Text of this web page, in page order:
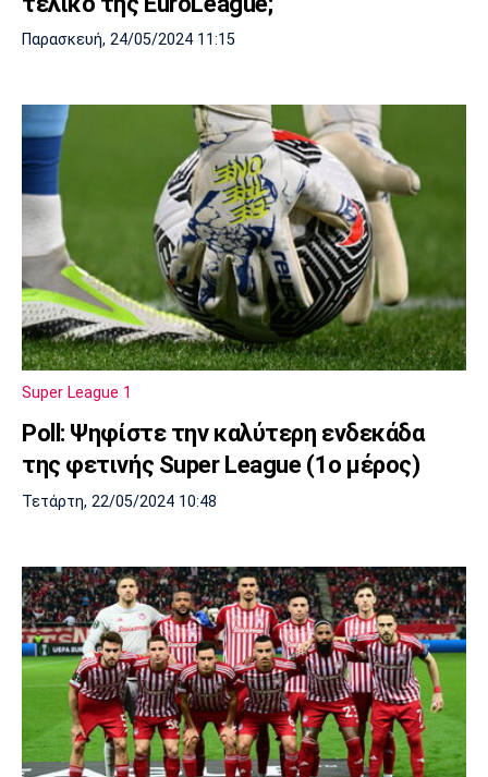
Παρασκευή, 24/05/2024 11:15
Super League 1
Poll: Ψηφίστε την καλύτερη ενδεκάδα
της φετινής Super League (1ο μέρος)
Τετάρτη, 22/05/2024 10:48